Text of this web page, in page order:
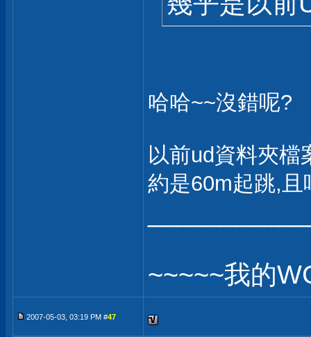
哈哈~~沒錯呢?
以前ud資料夾
約是60m起跳,
~~~~~我的
2007-05-03, 03:19 PM #47